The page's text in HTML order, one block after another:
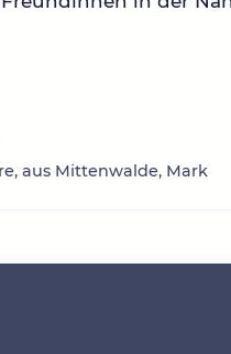
aus Mittenwalde, Mark